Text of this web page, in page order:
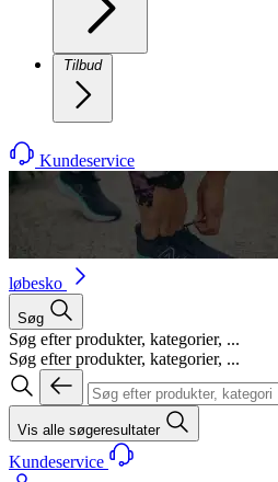
Tilbud
Kundeservice
løbesko
Søg
Søg efter produkter, kategorier, ...
Søg efter produkter, kategorier, ...
Vis alle søgeresultater
Kundeservice